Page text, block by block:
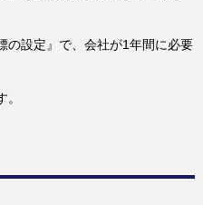
の設定』で、会社が1年間に必要